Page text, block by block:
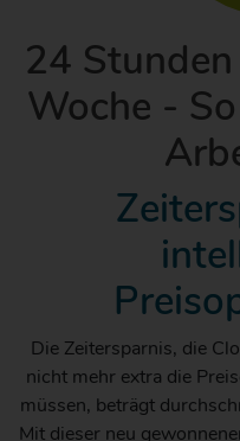
24
Woche -
Die Zeitersparnis, die
nicht mehr extra die
müssen, beträgt
Mit dieser neu